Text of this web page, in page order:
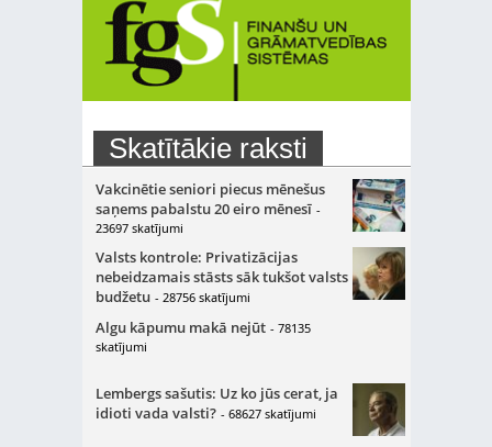
Skatītākie raksti
Vakcinētie seniori piecus mēnešus
saņems pabalstu 20 eiro mēnesī -
23697 skatījumi
Valsts kontrole: Privatizācijas
nebeidzamais stāsts sāk tukšot valsts
budžetu - 28756 skatījumi
Algu kāpumu makā nejūt - 78135
skatījumi
Lembergs sašutis: Uz ko jūs cerat, ja
idioti vada valsti? - 68627 skatījumi